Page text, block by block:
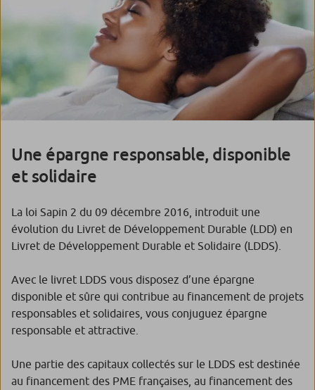
Une épargne responsable, disponible
et solidaire
La loi Sapin 2 du 09 décembre 2016, introduit une
évolution du Livret de Développement Durable (LDD) en
Livret de Développement Durable et Solidaire (LDDS).
Avec le livret LDDS vous disposez d’une épargne
disponible et sûre qui contribue au financement de projets
responsables et solidaires, vous conjuguez épargne
responsable et attractive.
Une partie des capitaux collectés sur le LDDS est destinée
au financement des PME françaises, au financement des